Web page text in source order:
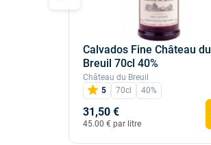
Calvados Fine Château du
Breuil 70cl 40%
Château du Breuil
5
70cl 40%
31,50 €
45.00 € par litre